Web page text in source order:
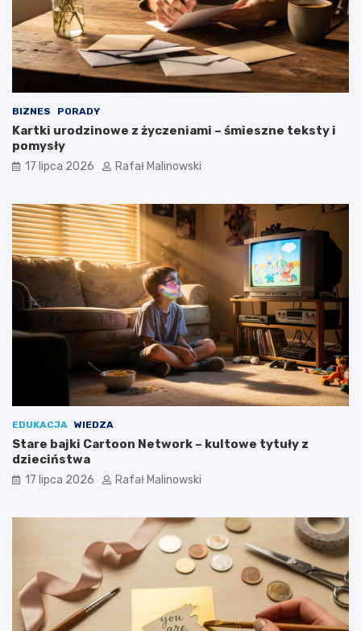
BIZNES PORADY
Kartki urodzinowe z życzeniami – śmieszne teksty i
pomysły
17 lipca 2026 Rafał Malinowski
EDUKACJA WIEDZA
Stare bajki Cartoon Network – kultowe tytuły z
dzieciństwa
17 lipca 2026 Rafał Malinowski